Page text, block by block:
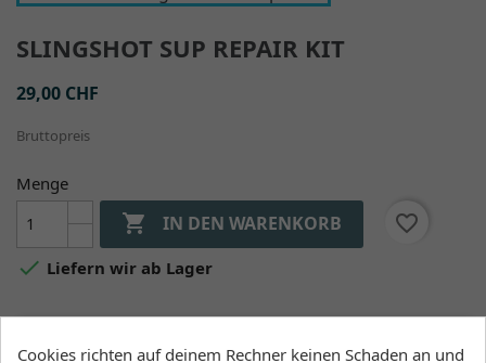
SLINGSHOT SUP REPAIR KIT
29,00 CHF
Bruttopreis
Menge
 IN DEN WARENKORB
favorite_border
 Liefern wir ab Lager
Verfügbarkeit (Lager, Lieferzeiten)
Cookies richten auf deinem Rechner keinen Schaden an und